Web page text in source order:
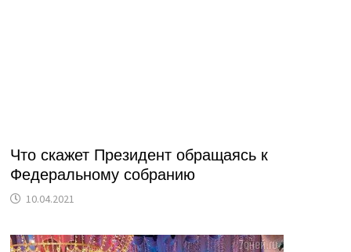
Что скажет Президент обращаясь к
Федеральному собранию
10.04.2021